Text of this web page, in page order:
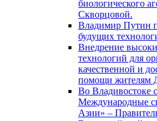
биологического
Скворцовой.
Владимир Путин
будущих
Внедрение
технологий для
качественной и
помощи жителям
Во Владивостоке
Международные
Азии» –